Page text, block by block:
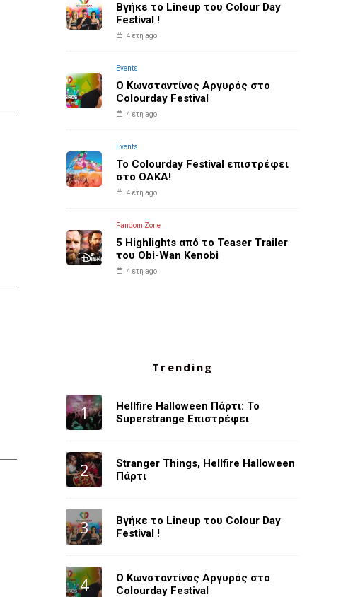
Βγήκε το Lineup του Colour Day
Festival !
4 έτη ago
Events
O Κωνσταντίνος Αργυρός στο
Colourday Festival
4 έτη ago
Events
Το Colourday Festival επιστρέφει
στο ΟΑΚΑ!
4 έτη ago
Fandom Zone
5 Highlights από το Teaser Trailer
του Obi-Wan Kenobi
4 έτη ago
Trending
Hellfire Halloween Πάρτι: Το
Superstrange Επιστρέφει
Stranger Things, Hellfire Halloween
Πάρτι
Βγήκε το Lineup του Colour Day
Festival !
O Κωνσταντίνος Αργυρός στο
Colourday Festival